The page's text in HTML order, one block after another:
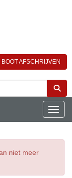
BOOT AFSCHRIJVEN
niet meer